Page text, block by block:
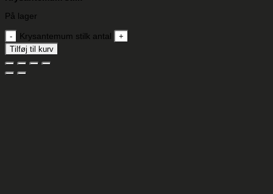
På lager
Krysantemum stilk antal
Tilføj til kurv